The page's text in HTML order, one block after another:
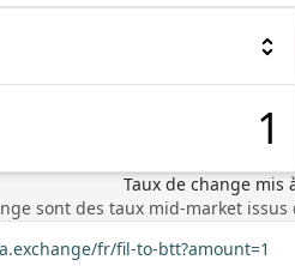
Taux de change mis
sont des taux mid-market
fr/fil-to-btt?amount=1